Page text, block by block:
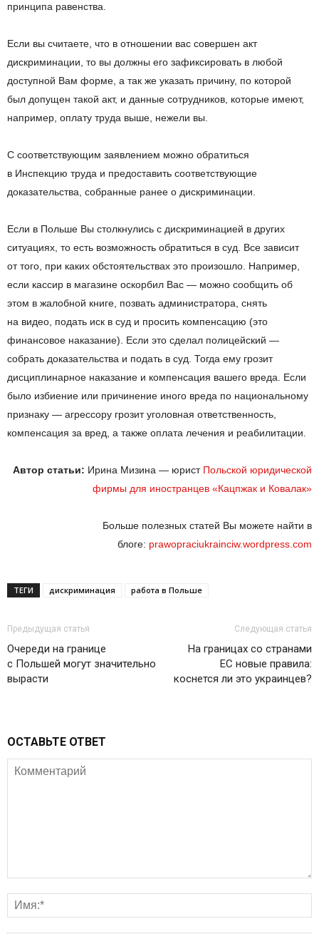
принципа равенства.
Если вы считаете, что в отношении вас совершен акт
дискриминации, то вы должны его зафиксировать в любой
доступной Вам форме, а так же указать причину, по которой
был допущен такой акт, и данные сотрудников, которые имеют,
например, оплату труда выше, нежели вы.
С соответствующим заявлением можно обратиться
в Инспекцию труда и предоставить соответствующие
доказательства, собранные ранее о дискриминации.
Если в Польше Вы столкнулись с дискриминацией в других
ситуациях, то есть возможность обратиться в суд. Все зависит
от того, при каких обстоятельствах это произошло. Например,
если кассир в магазине оскорбил Вас — можно сообщить об
этом в жалобной книге, позвать администратора, снять
на видео, подать иск в суд и просить компенсацию (это
финансовое наказание). Если это сделал полицейский —
собрать доказательства и подать в суд. Тогда ему грозит
дисциплинарное наказание и компенсация вашего вреда. Если
было избиение или причинение иного вреда по национальному
признаку — агрессору грозит уголовная ответственность,
компенсация за вред, а также оплата лечения и реабилитации.
Автор статьи: Ирина Мизина — юрист Польской юридической
фирмы для иностранцев «Кацпжак и Ковалaк»
Больше полезных статей Вы можете найти в
блоге: prawopraciukrainciw.wordpress.com
ТЕГИ дискриминация работа в Польше
Предыдущая статья
Очереди на границе
с Польшей могут значительно
вырасти
Следующая статья
На границах со странами
ЕС новые правила:
коснется ли это украинцев?
ОСТАВЬТЕ ОТВЕТ